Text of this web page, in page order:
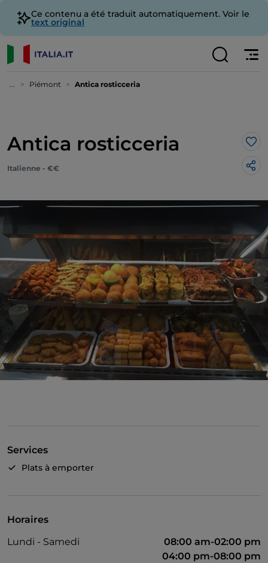
Ce contenu a été traduit automatiquement. Voir le
text original
... Piémont Antica rosticceria
Antica rosticceria
Italienne - €€
Services
Plats à emporter
Horaires
Lundi - Samedi
08:00 am-02:00 pm
04:00 pm-08:00 pm